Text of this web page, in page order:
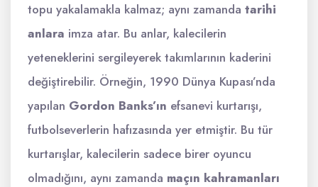
topu yakalamakla kalmaz; aynı zamanda tarihi
anlara imza atar. Bu anlar, kalecilerin
yeteneklerini sergileyerek takımlarının kaderini
değiştirebilir. Örneğin, 1990 Dünya Kupası’nda
yapılan Gordon Banks’ın efsanevi kurtarışı,
futbolseverlerin hafızasında yer etmiştir. Bu tür
kurtarışlar, kalecilerin sadece birer oyuncu
olmadığını, aynı zamanda maçın kahramanları